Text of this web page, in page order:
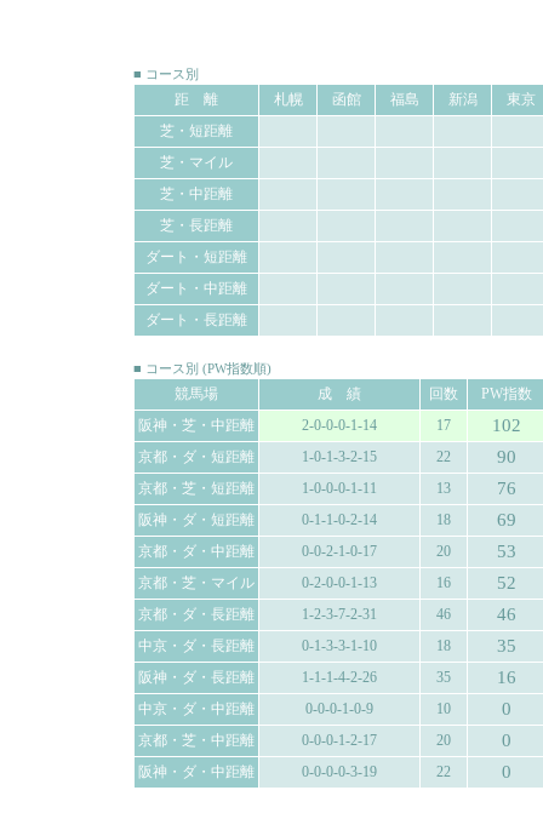
■ コース別
距 離 札幌 函館 福島 新潟
東京
芝・短距離
芝・マイル
芝・中距離
芝・長距離
ダート・短距離
ダート・中距離
ダート・長距離
■ コース別 (PW指数順)
競馬場 成 績 回数
PW指数
阪神・芝・中距離
2-0-0-0-1-14 17 102
京都・ダ・短距離 1-0-1-3-2-15 22 90
京都・芝・短距離 1-0-0-0-1-11 13 76
阪神・ダ・短距離 0-1-1-0-2-14 18 69
京都・ダ・中距離 0-0-2-1-0-17 20 53
京都・芝・マイル 0-2-0-0-1-13 16 52
京都・ダ・長距離 1-2-3-7-2-31 46 46
中京・ダ・長距離 0-1-3-3-1-10 18 35
阪神・ダ・長距離 1-1-1-4-2-26 35 16
中京・ダ・中距離 0-0-0-1-0-9 10 0
京都・芝・中距離 0-0-0-1-2-17 20 0
阪神・ダ・中距離 0-0-0-0-3-19 22 0